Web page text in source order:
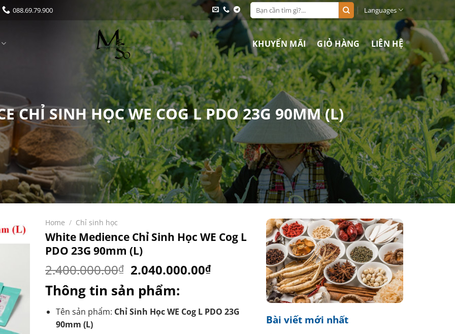
088.69.79.900
Search
for:
Languages
KHUYẾN MÃI GIỎ HÀNG LIÊN HỆ
CHỈ SINH HỌC WE COG L PDO 23G 90MM (L)
Bài viết mới nhất
Home / Chỉ sinh học
White Medience Chỉ Sinh Học WE Cog L
PDO 23G 90mm (L)
2.400.000.00₫ Original
price
was:
2.400.000.00₫.
2.040.000.00₫Current
2.040.000.00₫.
Thông tin sản phẩm:
Tên sản phẩm: Chỉ Sinh Học WE Cog L PDO 23G
90mm (L)